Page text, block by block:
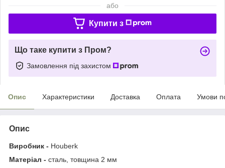
або
Купити з
Що таке купити з Пром?
Замовлення під захистом
Опис Характеристики Доставка Оплата Умови
Опис
Виробник - Houberk
Матеріал - сталь, товщина 2 мм